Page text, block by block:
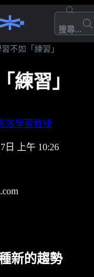
搜尋...
不如「練習」
練習」
效學習教練
日 上午 10:26
新的趨勢